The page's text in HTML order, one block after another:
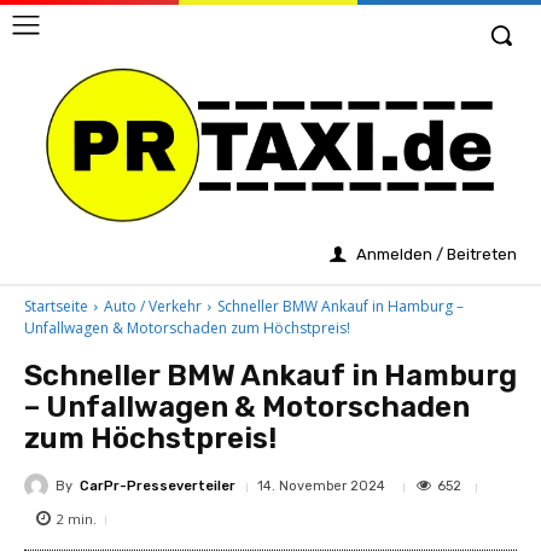
Anmelden / Beitreten
Startseite Auto / Verkehr
Schneller BMW Ankauf in Hamburg –
Unfallwagen & Motorschaden zum Höchstpreis!
Schneller BMW Ankauf in Hamburg
– Unfallwagen & Motorschaden
zum Höchstpreis!
By CarPr-Presseverteiler 14. November 2024 652
2 min.